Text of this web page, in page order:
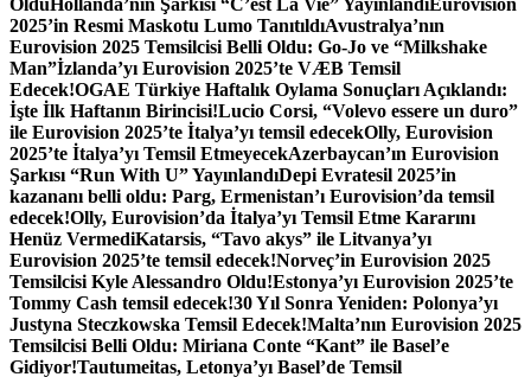
OlduHollanda’nın Şarkısı “C’est La Vie” YayınlandıEurovision
2025’in Resmi Maskotu Lumo TanıtıldıAvustralya’nın
Eurovision 2025 Temsilcisi Belli Oldu: Go-Jo ve “Milkshake
Man”İzlanda’yı Eurovision 2025’te VÆB Temsil
Edecek!OGAE Türkiye Haftalık Oylama Sonuçları Açıklandı:
İşte İlk Haftanın Birincisi!Lucio Corsi, “Volevo essere un duro”
ile Eurovision 2025’te İtalya’yı temsil edecekOlly, Eurovision
2025’te İtalya’yı Temsil EtmeyecekAzerbaycan’ın Eurovision
Şarkısı “Run With U” YayınlandıDepi Evratesil 2025’in
kazananı belli oldu: Parg, Ermenistan’ı Eurovision’da temsil
edecek!Olly, Eurovision’da İtalya’yı Temsil Etme Kararını
Henüz VermediKatarsis, “Tavo akys” ile Litvanya’yı
Eurovision 2025’te temsil edecek!Norveç’in Eurovision 2025
Temsilcisi Kyle Alessandro Oldu!Estonya’yı Eurovision 2025’te
Tommy Cash temsil edecek!30 Yıl Sonra Yeniden: Polonya’yı
Justyna Steczkowska Temsil Edecek!Malta’nın Eurovision 2025
Temsilcisi Belli Oldu: Miriana Conte “Kant” ile Basel’e
Gidiyor!Tautumeitas, Letonya’yı Basel’de Temsil